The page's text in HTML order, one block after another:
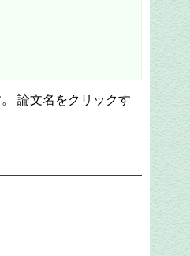
論文名をクリックす